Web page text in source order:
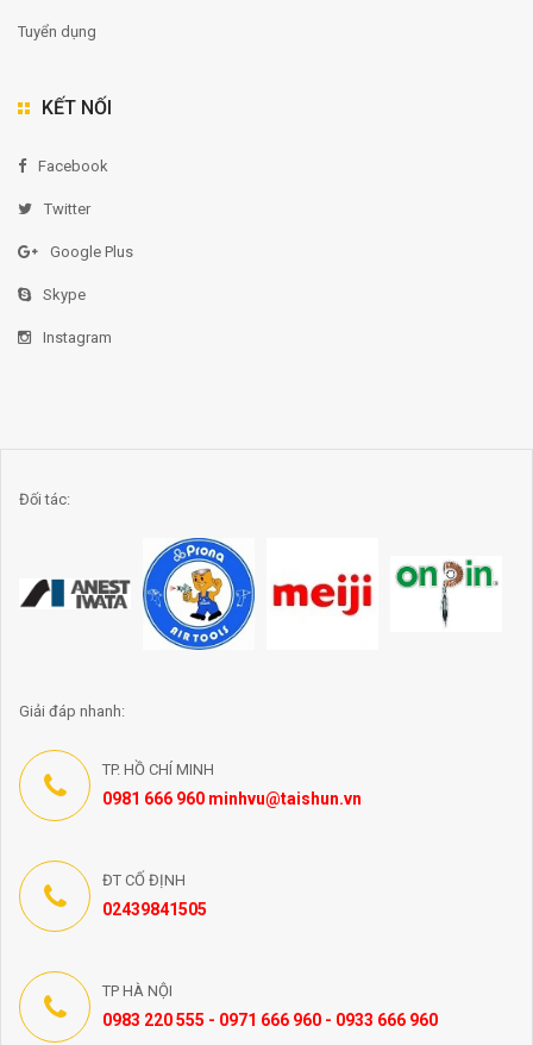
Tuyển dụng
KẾT NỐI
Facebook
Twitter
Google Plus
Skype
Instagram
Đối tác:
Giải đáp nhanh:
TP. HỒ CHÍ MINH
0981 666 960 minhvu@taishun.vn
ĐT CỐ ĐỊNH
02439841505
TP HÀ NỘI
0983 220 555 - 0971 666 960 - 0933 666 960